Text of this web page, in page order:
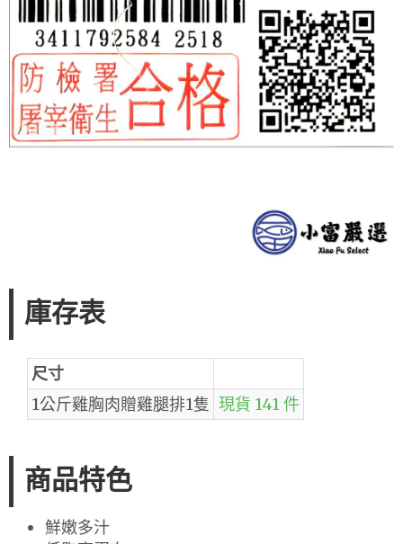
庫存表
尺寸
1公斤雞胸肉贈雞腿排1隻 現貨 141 件
商品特色
鮮嫩多汁